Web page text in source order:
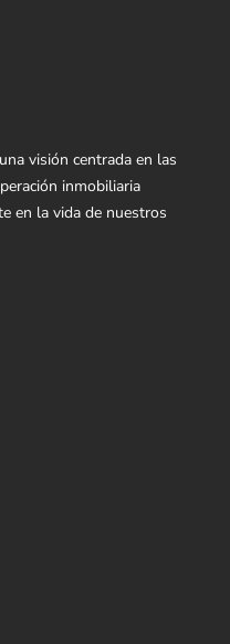
visión centrada en las
inmobiliaria
en la vida de nuestros